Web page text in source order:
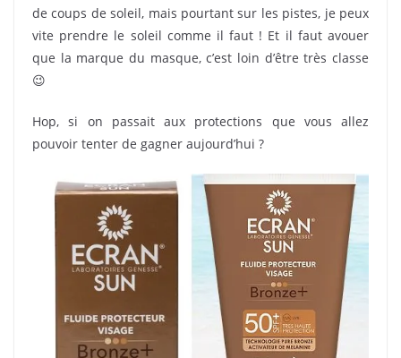
de coups de soleil, mais pourtant sur les pistes, je peux
vite prendre le soleil comme il faut ! Et il faut avouer
que la marque du masque, c’est loin d’être très classe
😉
Hop, si on passait aux protections que vous allez
pouvoir tenter de gagner aujourd’hui ?